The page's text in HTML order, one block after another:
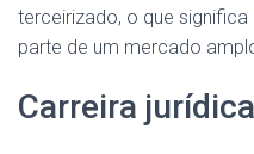
terceirizado, o que
parte de um mercado
Carreira jurídica